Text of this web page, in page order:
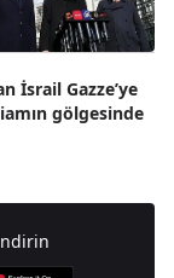
İsrail Gazze’ye
gölgesinde